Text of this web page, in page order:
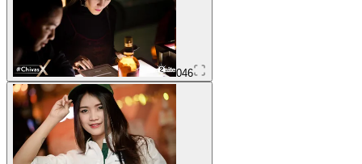
046